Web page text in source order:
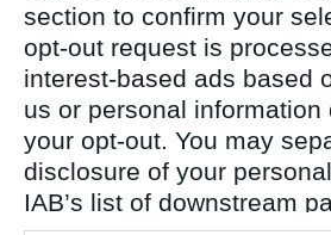
section to confirm your
opt-out request is
interest-based ads based
us or personal
your opt-out. You may
disclosure of your
IAB’s list of downstream
Antal inlägg:
1097
Hur kommer det sig att du är lite grönaktig
Han var en fruktansvärd människa!